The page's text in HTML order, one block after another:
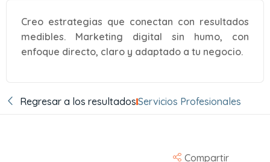
Creo estrategias que conectan con resultados
medibles. Marketing digital sin humo, con
enfoque directo, claro y adaptado a tu negocio.
Regresar a los resultadosServicios Profesionales
Compartir